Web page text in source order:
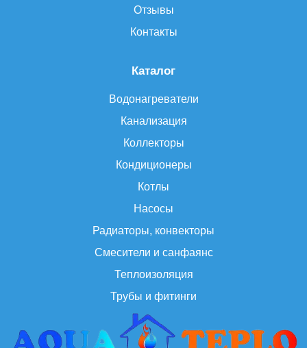
Каталог
Водонагреватели
Канализация
Коллекторы
Кондиционеры
Котлы
Насосы
Радиаторы, конвекторы
Смесители и санфаянс
Теплоизоляция
Трубы и фитинги
Отзывы
Контакты